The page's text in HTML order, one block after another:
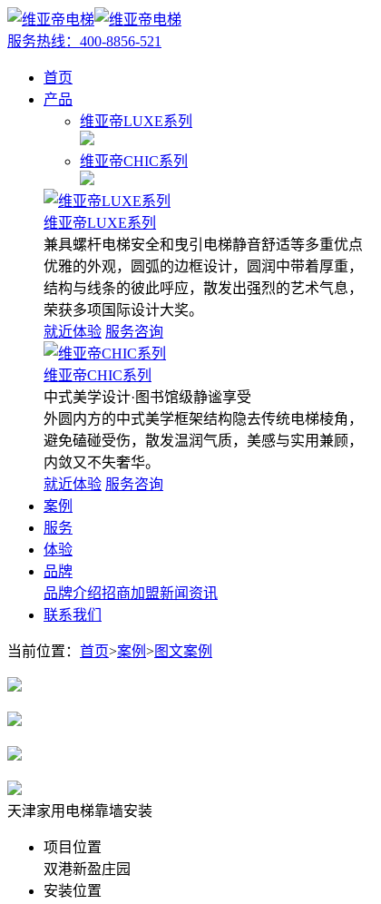
服务热线： 400-8856-521
首页
产品
维亚帝LUXE系列
维亚帝CHIC系列
维亚帝LUXE系列
兼具螺杆电梯安全和曳引电梯静音舒适等多重优点
优雅的外观，圆弧的边框设计，圆润中带着厚重，
结构与线条的彼此呼应，散发出强烈的艺术气息，
荣获多项国际设计大奖。
就近体验 服务咨询
维亚帝CHIC系列
中式美学设计·图书馆级静谧享受
外圆内方的中式美学框架结构隐去传统电梯棱角，
避免磕碰受伤，散发温润气质，美感与实用兼顾，
内敛又不失奢华。
就近体验 服务咨询
案例
服务
体验
品牌
品牌介绍招商加盟新闻资讯
联系我们
当前位置： 首页>案例 >图文案例
天津家用电梯靠墙安装
项目位置
双港新盈庄园
安装位置